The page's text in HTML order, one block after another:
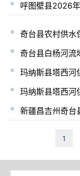
呼图壁县2026年雀尔沟河红山水库段
奇台县农村供水保障工
奇台县白杨河流域地下水生态
玛纳斯县塔西河供水管
玛纳斯县塔西河供水管
新疆昌吉州奇台县城镇绿化
1